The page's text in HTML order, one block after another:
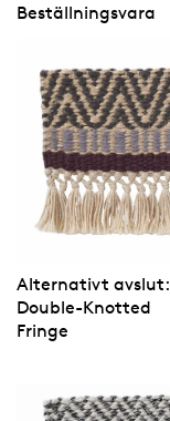
Beställningsvara
Alternativt avslut:
Double-Knotted
Fringe